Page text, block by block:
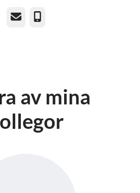
E-post Telefon
av mina